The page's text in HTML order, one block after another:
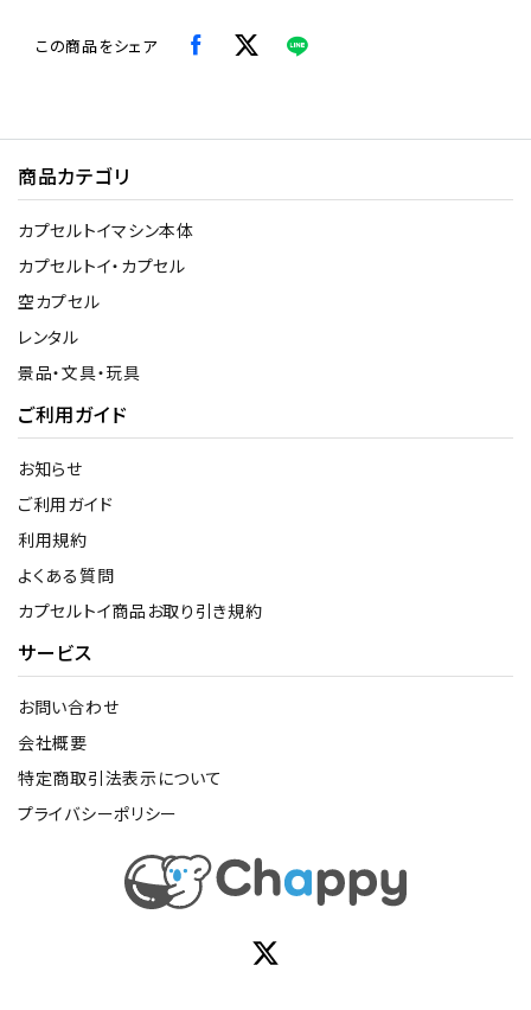
この商品をシェア
商品カテゴリ
カプセルトイマシン本体
カプセルトイ・カプセル
空カプセル
レンタル
景品・文具・玩具
ご利用ガイド
お知らせ
ご利用ガイド
利用規約
よくある質問
カプセルトイ商品お取り引き規約
サービス
お問い合わせ
会社概要
特定商取引法表示について
プライバシーポリシー